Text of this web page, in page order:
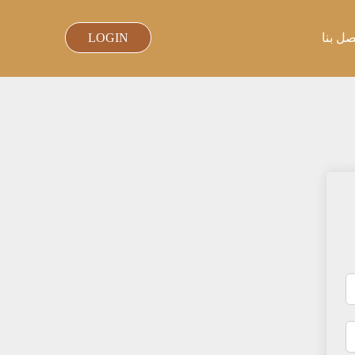
بنا LOGIN